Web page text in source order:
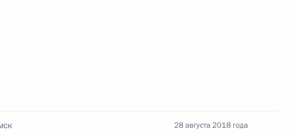
и Хулуси Акаром
28 августа 2018 года